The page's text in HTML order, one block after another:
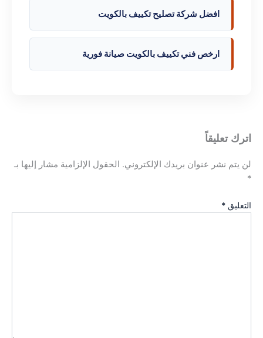
افضل شركة تصليح تكييف بالكويت
ارخص فني تكييف بالكويت صيانة فورية
اترك تعليقاً
لن يتم نشر عنوان بريدك الإلكتروني. الحقول الإلزامية مشار إليها بـ
*
التعليق *